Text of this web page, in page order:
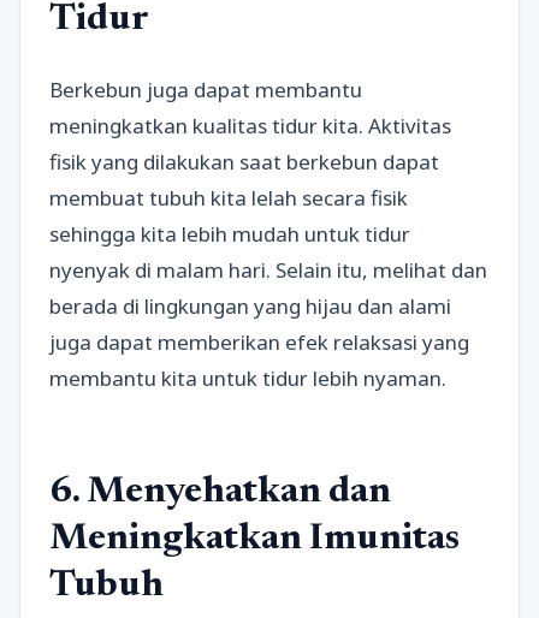
Tidur
Berkebun juga dapat membantu
meningkatkan kualitas tidur kita. Aktivitas
fisik yang dilakukan saat berkebun dapat
membuat tubuh kita lelah secara fisik
sehingga kita lebih mudah untuk tidur
nyenyak di malam hari. Selain itu, melihat dan
berada di lingkungan yang hijau dan alami
juga dapat memberikan efek relaksasi yang
membantu kita untuk tidur lebih nyaman.
6. Menyehatkan dan
Meningkatkan Imunitas
Tubuh